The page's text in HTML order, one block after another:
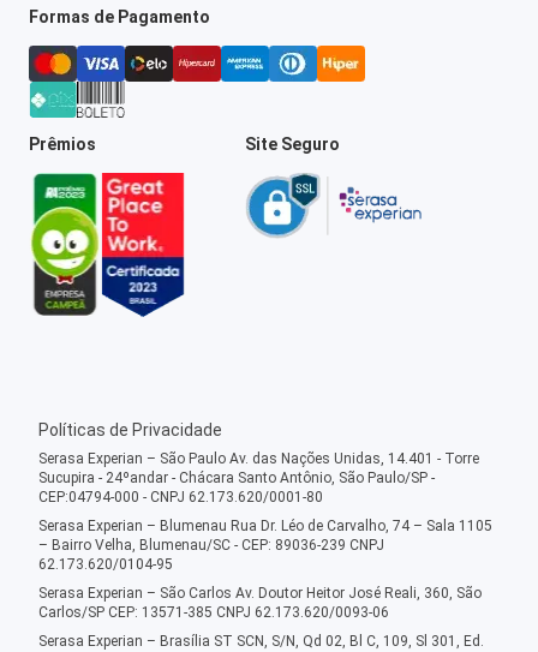
Formas de Pagamento
Prêmios Site Seguro
Políticas de Privacidade
Serasa Experian – São Paulo Av. das Nações Unidas, 14.401 - Torre
Sucupira - 24ºandar - Chácara Santo Antônio, São Paulo/SP -
CEP:04794-000 - CNPJ 62.173.620/0001-80
Serasa Experian – Blumenau Rua Dr. Léo de Carvalho, 74 – Sala 1105
– Bairro Velha, Blumenau/SC - CEP: 89036-239 CNPJ
62.173.620/0104-95
Serasa Experian – São Carlos Av. Doutor Heitor José Reali, 360, São
Carlos/SP CEP: 13571-385 CNPJ 62.173.620/0093-06
Serasa Experian – Brasília ST SCN, S/N, Qd 02, Bl C, 109, Sl 301, Ed.